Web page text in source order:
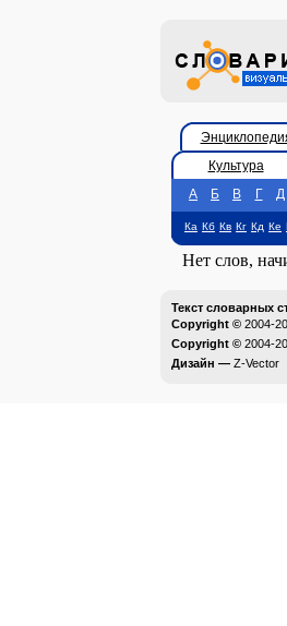
Культура
А
Б В Г Д
Ка Кб Кв Кг Кд Ке
Нет слов,
Текст словарных
Copyright © 2004-
Copyright © 2004-
Дизайн — Z-Vector